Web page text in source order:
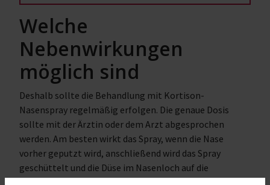
Welche
Nebenwirkungen
möglich sind
Deshalb sollte die Behandlung mit Kortison-
Nasenspray regelmäßig erfolgen. Die genaue Dosis
sollte mit der Ärztin oder dem Arzt abgesprochen
werden. Am besten wirkt das Spray, wenn die Nase
vorher geputzt wird, anschließend wird das Spray
geschüttelt und die Düse im Nasenloch auf die